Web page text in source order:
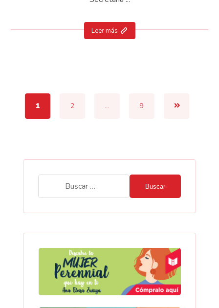
Leer más
1 2 … 9
Buscar